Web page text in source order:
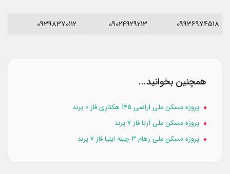
09936974518
09024929213
09398370112
همچنین بخوانید...
پروژه مسکن ملی اراضی ۱۴۵ هکتاری فاز 0 پرند
پروژه مسکن ملی آرتا فاز 7 پرند
پروژه مسکن ملی رهام 3 چینه ایلیا فاز 7 پرند